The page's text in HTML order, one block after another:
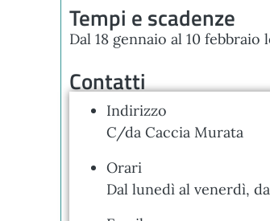
Tempi e scadenze
Dal 18 gennaio al 10
Contatti
Indirizzo
C/da Caccia Murata
Orari
Dal lunedì al venerdì,